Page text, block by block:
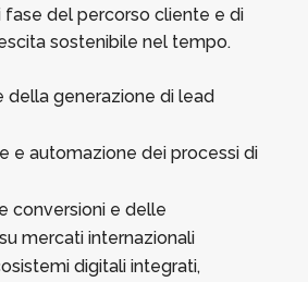
del percorso cliente e di
sostenibile nel tempo.
della generazione di lead
e automazione dei processi di
conversioni e delle
mercati internazionali
digitali integrati,